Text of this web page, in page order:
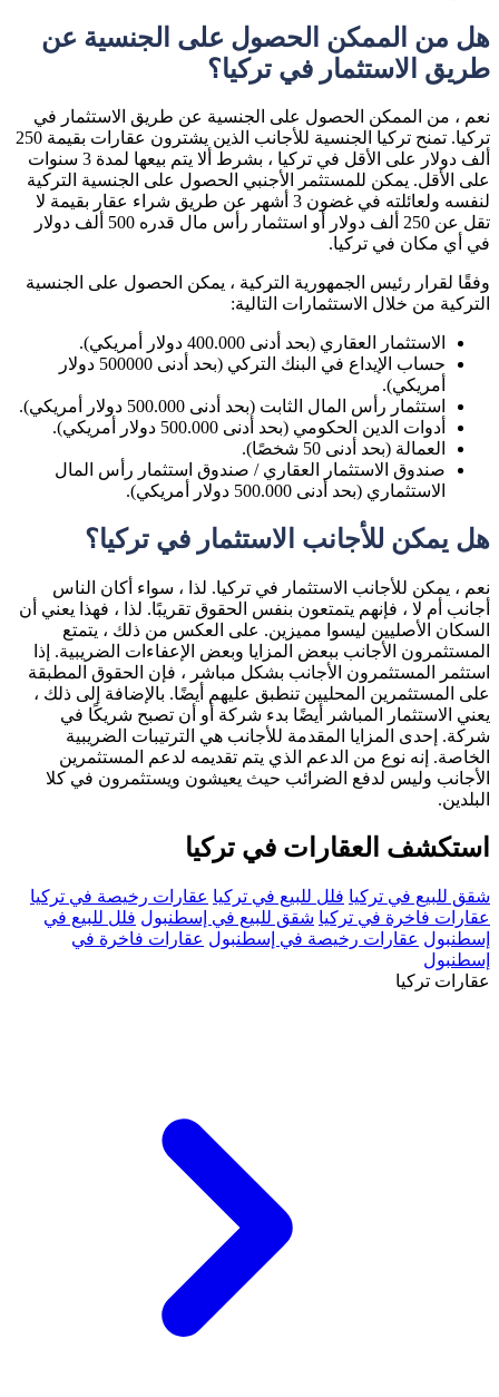
هل من الممكن الحصول على الجنسية عن
طريق الاستثمار في تركيا؟
نعم ، من الممكن الحصول على الجنسية عن طريق الاستثمار في
تركيا. تمنح تركيا الجنسية للأجانب الذين يشترون عقارات بقيمة 250
ألف دولار على الأقل في تركيا ، بشرط ألا يتم بيعها لمدة 3 سنوات
على الأقل. يمكن للمستثمر الأجنبي الحصول على الجنسية التركية
لنفسه ولعائلته في غضون 3 أشهر عن طريق شراء عقار بقيمة لا
تقل عن 250 ألف دولار أو استثمار رأس مال قدره 500 ألف دولار
في أي مكان في تركيا.
وفقًا لقرار رئيس الجمهورية التركية ، يمكن الحصول على الجنسية
التركية من خلال الاستثمارات التالية:
الاستثمار العقاري (بحد أدنى 400.000 دولار أمريكي).
حساب الإيداع في البنك التركي (بحد أدنى 500000 دولار
أمريكي).
استثمار رأس المال الثابت (بحد أدنى 500.000 دولار أمريكي).
أدوات الدين الحكومي (بحد أدنى 500.000 دولار أمريكي).
العمالة (بحد أدنى 50 شخصًا).
صندوق الاستثمار العقاري / صندوق استثمار رأس المال
الاستثماري (بحد أدنى 500.000 دولار أمريكي).
هل يمكن للأجانب الاستثمار في تركيا؟
نعم ، يمكن للأجانب الاستثمار في تركيا. لذا ، سواء أكان الناس
أجانب أم لا ، فإنهم يتمتعون بنفس الحقوق تقريبًا. لذا ، فهذا يعني أن
السكان الأصليين ليسوا مميزين. على العكس من ذلك ، يتمتع
المستثمرون الأجانب ببعض المزايا وبعض الإعفاءات الضريبية. إذا
استثمر المستثمرون الأجانب بشكل مباشر ، فإن الحقوق المطبقة
على المستثمرين المحليين تنطبق عليهم أيضًا. بالإضافة إلى ذلك ،
يعني الاستثمار المباشر أيضًا بدء شركة أو أن تصبح شريكًا في
شركة. إحدى المزايا المقدمة للأجانب هي الترتيبات الضريبية
الخاصة. إنه نوع من الدعم الذي يتم تقديمه لدعم المستثمرين
الأجانب وليس لدفع الضرائب حيث يعيشون ويستثمرون في كلا
البلدين.
استكشف العقارات في تركيا
شقق للبيع في تركيا فلل للبيع في تركيا عقارات رخيصة في تركيا
عقارات فاخرة في تركيا شقق للبيع في إسطنبول فلل للبيع في
إسطنبول عقارات رخيصة في إسطنبول عقارات فاخرة في
إسطنبول
عقارات تركيا